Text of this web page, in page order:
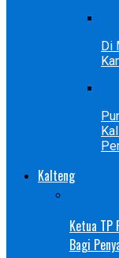
Di
Kalteng
Ketua TP
Bagi